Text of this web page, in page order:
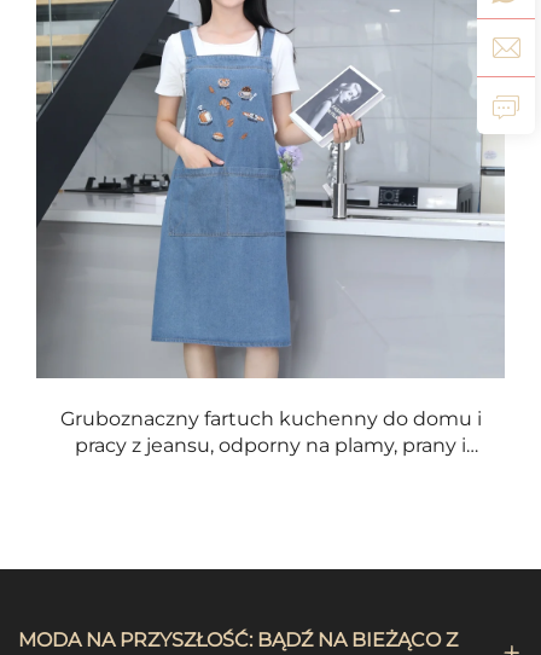
Gruboznaczny fartuch kuchenny do domu i
pracy z jeansu, odporny na plamy, prany i
MODA NA PRZYSZŁOŚĆ: BĄDŹ NA BIEŻĄCO Z